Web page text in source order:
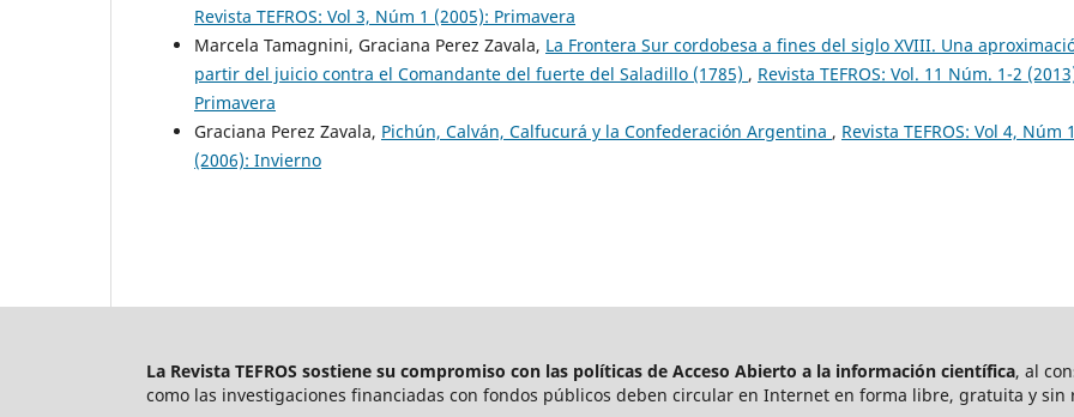
Revista TEFROS: Vol 3, Núm 1 (2005): Primavera
Marcela Tamagnini, Graciana Perez Zavala, La Frontera Sur cordobesa a fines del siglo XVIII. Una
partir del juicio contra el Comandante del fuerte del Saladillo (1785) , Revista TEFROS: Vol. 11 Núm. 1-2
Primavera
Graciana Perez Zavala, Pichún, Calván, Calfucurá y la Confederación Argentina , Revista TEFROS: Vol 4, Núm
(2006): Invierno
La Revista TEFROS sostiene su compromiso con las políticas de Acceso Abierto a la información científica, al
como las investigaciones financiadas con fondos públicos deben circular en Internet en forma libre, gratuita y sin